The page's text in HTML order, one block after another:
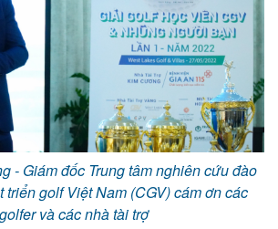
- Giám đốc Trung tâm nghiên cứu đào
golf Việt Nam (CGV) cám ơn các
golfer và các nhà tài trợ